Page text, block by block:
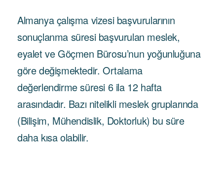
Almanya çalışma vizesi başvurularının
sonuçlanma süresi başvurulan meslek,
eyalet ve Göçmen Bürosu’nun yoğunluğuna
göre değişmektedir. Ortalama
değerlendirme süresi 6 ila 12 hafta
arasındadır. Bazı nitelikli meslek gruplarında
(Bilişim, Mühendislik, Doktorluk) bu süre
daha kısa olabilir.